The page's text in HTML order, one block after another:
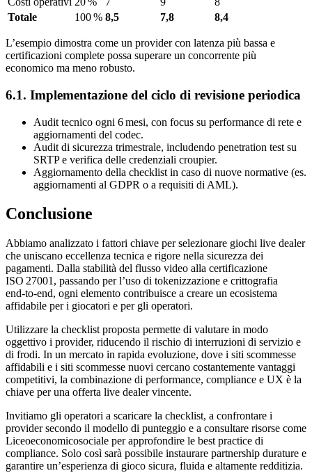
Totale
100 % 8,5 7,8 8,4
L’esempio dimostra come un provider con latenza più bassa e
certificazioni complete possa superare un concorrente più
economico ma meno robusto.
6.1. Implementazione del ciclo di revisione periodica
Audit tecnico ogni 6 mesi, con focus su performance di rete e
aggiornamenti del codec.
Audit di sicurezza trimestrale, includendo penetration test su
SRTP e verifica delle credenziali croupier.
Aggiornamento della checklist in caso di nuove normative (es.
aggiornamenti al GDPR o a requisiti di AML).
Conclusione
Abbiamo analizzato i fattori chiave per selezionare giochi live dealer
che uniscano eccellenza tecnica e rigore nella sicurezza dei
pagamenti. Dalla stabilità del flusso video alla certificazione
ISO 27001, passando per l’uso di tokenizzazione e crittografia
end‑to‑end, ogni elemento contribuisce a creare un ecosistema
affidabile per i giocatori e per gli operatori.
Utilizzare la checklist proposta permette di valutare in modo
oggettivo i provider, riducendo il rischio di interruzioni di servizio e
di frodi. In un mercato in rapida evoluzione, dove i siti scommesse
affidabili e i siti scommesse nuovi cercano costantemente vantaggi
competitivi, la combinazione di performance, compliance e UX è la
chiave per una offerta live dealer vincente.
Invitiamo gli operatori a scaricare la checklist, a confrontare i
provider secondo il modello di punteggio e a consultare risorse come
Liceoeconomicosociale per approfondire le best practice di
compliance. Solo così sarà possibile instaurare partnership durature e
garantire un’esperienza di gioco sicura, fluida e altamente redditizia.